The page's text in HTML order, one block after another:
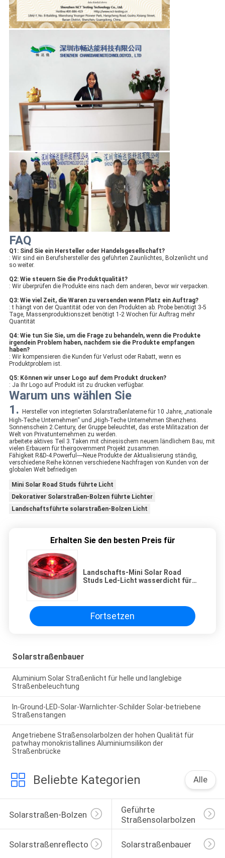
FAQ
Q1: Sind Sie ein Hersteller oder Handelsgesellschaft?
: Wir sind ein Berufshersteller des geführten Zaunlichtes, Bolzenlicht und
so weiter.
Q2: Wie steuern Sie die Produktqualität?
: Wir überprüfen die Produkte eins nach dem anderen, bevor wir verpacken.
Q3: Wie viel Zeit, die Waren zu versenden wenn Platz ein Auftrag?
: t hängt von der Quantität oder von den Produkten ab. Probe benötigt 3-5
Tage, Massenproduktionszeit benötigt 1-2 Wochen für Auftrag mehr
Quantität
Q4: Wie tun Sie Sie, um die Frage zu behandeln, wenn die Produkte
irgendein Problem haben, nachdem sie die Produkte empfangen
haben?
: Wir kompensieren die Kunden für Verlust oder Rabatt, wenn es
Produktproblem ist.
Q5: Können wir unser Logo auf dem Produkt drucken?
: Ja Ihr Logo auf Produkt ist zu drucken verfügbar.
Warum uns wählen Sie
1.
Hersteller von integrierten Solarstraßenlaterne für 10 Jahre, „nationale
High-Teche Unternehmen“ und „High-Teche Unternehmen Shenzhens.
Sonnenschein 2.Century, der Gruppe beleuchtet, das erste Militazation der
Welt von Privatunternehmen zu werden.
arbeitete aktives Teil 3.Taken mit chinesischem neuem ländlichem Bau, mit
vielen Erbauern für theirgovernment Projekt zusammen.
Fähigkeit R&D-4.Powerful----Neue Produkte der Aktualisierung ständig,
verschiedene Reihe können verschiedene Nachfragen von Kunden von der
globalen Welt befriedigen
Mini Solar Road Studs führte Licht
Dekorativer Solarstraßen-Bolzen führte Lichter
Landschaftsführte solarstraßen-Bolzen Licht
Erhalten Sie den besten Preis für
Landschafts-Mini Solar Road
Studs Led-Licht wasserdicht für
Fortsetzen
Solarstraßenbauer
Aluminium Solar Straßenlicht für helle und langlebige
Straßenbeleuchtung
In-Ground-LED-Solar-Warnlichter-Schilder Solar-betriebene
Straßenstangen
Angetriebene Straßensolarbolzen der hohen Qualität für
patwhay monokristallines Aluminiumsilikon der
Straßenbrücke
Beliebte Kategorien Alle
Solarstraßen-Bolzen
Geführte
Straßensolarbolzen
Solarstraßenreflectoren Solarstraßenbauer